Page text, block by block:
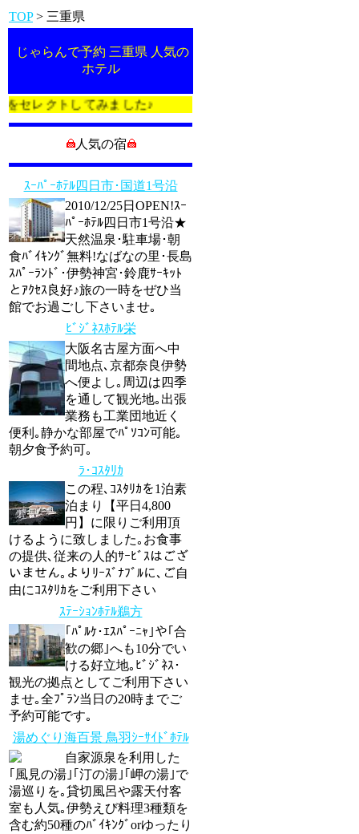
TOP> 三重県
じゃらんで予約 三重県 人気の
ホテル
レクトしてみました♪
人気の宿
ｽｰﾊﾟｰﾎﾃﾙ四日市･国道1号沿
2010/12/25日OPEN!ｽｰ
ﾊﾟｰﾎﾃﾙ四日市1号沿★
天然温泉･駐車場･朝
食ﾊﾞｲｷﾝｸﾞ無料!なばなの里･長島
ｽﾊﾟｰﾗﾝﾄﾞ･伊勢神宮･鈴鹿ｻｰｷｯﾄ
とｱｸｾｽ良好♪旅の一時をぜひ当
館でお過ごし下さいませ｡
ﾋﾞｼﾞﾈｽﾎﾃﾙ栄
大阪名古屋方面へ中
間地点､京都奈良伊勢
へ便よし｡周辺は四季
を通して観光地｡出張
業務も工業団地近く
便利｡静かな部屋でﾊﾟｿｺﾝ可能｡
朝夕食予約可｡
ﾗ･ｺｽﾀﾘｶ
この程､ｺｽﾀﾘｶを1泊素
泊まり【平日4,800
円】に限りご利用頂
けるように致しました｡お食事
の提供､従来の人的ｻｰﾋﾞｽはござ
いません｡よりﾘｰｽﾞﾅﾌﾞﾙに､ご自
由にｺｽﾀﾘｶをご利用下さい
ｽﾃｰｼｮﾝﾎﾃﾙ鵜方
｢ﾊﾟﾙｹ･ｴｽﾊﾟｰﾆｬ｣や｢合
歓の郷｣へも10分でい
ける好立地｡ﾋﾞｼﾞﾈｽ･
観光の拠点としてご利用下さい
ませ｡全ﾌﾟﾗﾝ当日の20時までご
予約可能です｡
湯めぐり海百景 鳥羽ｼｰｻｲﾄﾞﾎﾃﾙ
自家源泉を利用した
｢風見の湯｣｢汀の湯｣｢岬の湯｣で
湯巡りを｡貸切風呂や露天付客
室も人気｡伊勢えび料理3種類を
含む約50種のﾊﾞｲｷﾝｸﾞorゆったり